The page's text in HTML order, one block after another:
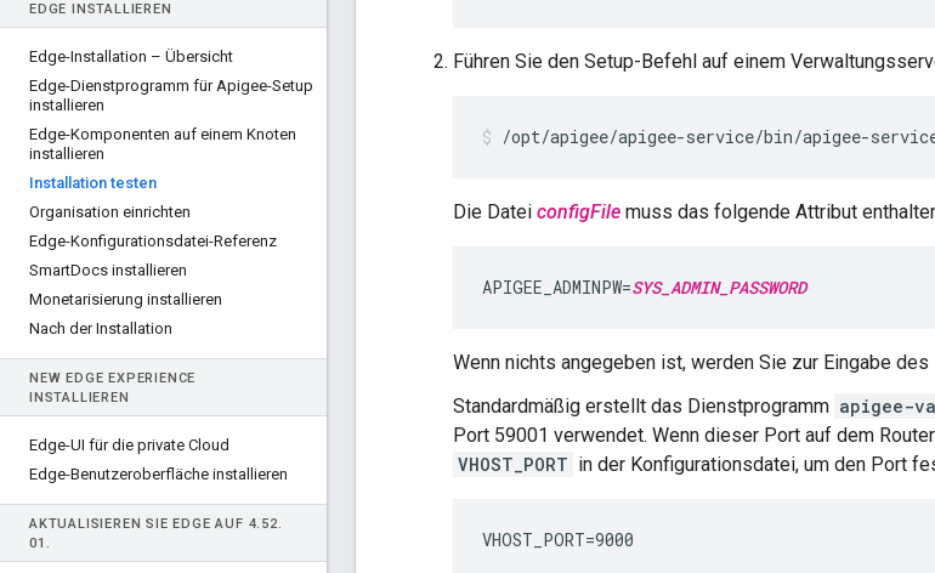
EDGE INSTALLIEREN
Edge-Installation – Übersicht
Edge-Dienstprogramm für Apigee-Setup
installieren
Edge-Komponenten auf einem Knoten
installieren
Installation testen
Organisation einrichten
Edge-Konfigurationsdatei-Referenz
SmartDocs installieren
Monetarisierung installieren
Nach der Installation
NEW EDGE EXPERIENCE
INSTALLIEREN
Edge-UI für die private Cloud
Edge-Benutzeroberfläche installieren
AKTUALISIEREN SIE EDGE AUF 4. 52.
01 .
Führen Sie den Setup-Befehl auf einem
/opt/apigee/apigee-service/bin/apigee-
Die Datei configFile muss das folgende Attribut
APIGEE_ADMINPW=SYS_ADMIN_PASSWORD
Wenn nichts angegeben ist, werden Sie zur Eingabe
Standardmäßig erstellt das Dienstprogramm apigee-
Port 59001 verwendet. Wenn dieser Port auf dem
VHOST_PORT in der Konfigurationsdatei, um den Port
VHOST_PORT=9000